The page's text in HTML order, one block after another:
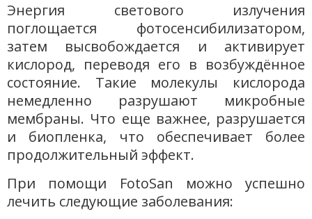
Энергия светового излучения
поглощается фотосенсибилизатором,
затем высвобождается и активирует
кислород, переводя его в возбуждённое
состояние. Такие молекулы кислорода
немедленно разрушают микробные
мембраны. Что еще важнее, разрушается
и биопленка, что обеспечивает более
продолжительный эффект.
При помощи FotoSan можно успешно
лечить следующие заболевания: